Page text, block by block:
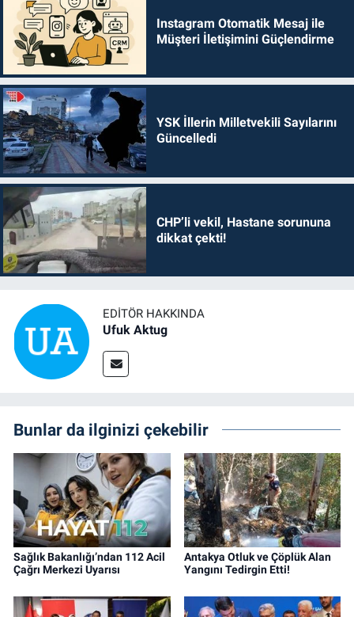
Instagram Otomatik Mesaj ile
Müşteri İletişimini Güçlendirme
YSK İllerin Milletvekili Sayılarını
Güncelledi
CHP’li vekil, Hastane sorununa
dikkat çekti!
EDITÖR HAKKINDA
Ufuk Aktug
Bunlar da ilginizi çekebilir
Sağlık Bakanlığı’ndan 112 Acil
Çağrı Merkezi Uyarısı
Antakya Otluk ve Çöplük Alan
Yangını Tedirgin Etti!